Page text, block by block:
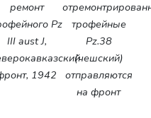
ремонт
Pz
III aust J,
1942
трофейные
Pz.38
(чешский)
отправляются
на фронт